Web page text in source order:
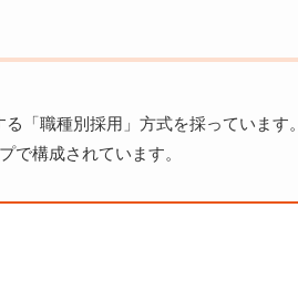
「職種別採用」方式を採っています。
で構成されています。